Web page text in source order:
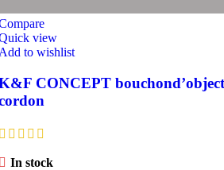
view
to wishlist
CONCEPT
In stock